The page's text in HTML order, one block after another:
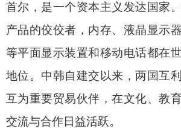
首尔，是一个资本主义发达国家
产品的佼佼者，内存、液晶显示
等平面显示装置和移动电话都在
地位。中韩自建交以来，两国互
互为重要贸易伙伴，在文化、教
交流与合作日益活跃。